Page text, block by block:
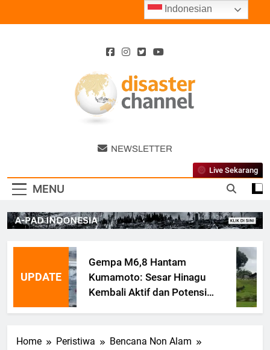
Disaster
Channel
NEWSLETTER
MENU
Live Sekarang
UPDATE
Gempa M6,8 Hantam
Kumamoto: Sesar Hinagu
Kembali Aktif dan Potensi
Home Peristiwa
Bencana Non Alam
Indonesian